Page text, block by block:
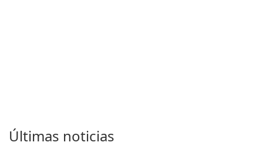
Últimas noticias